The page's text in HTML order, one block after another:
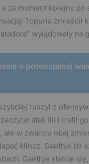
za moment kolejny
Topuria
wylądowały na
o potencjalnej
ruszył z
atak Ilii i trafił
ale w zwarciu obaj
klincz. Gaethje
Gaethje słaniał